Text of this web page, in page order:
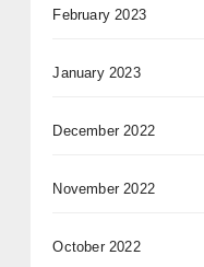
February 2023
January 2023
December 2022
November 2022
October 2022